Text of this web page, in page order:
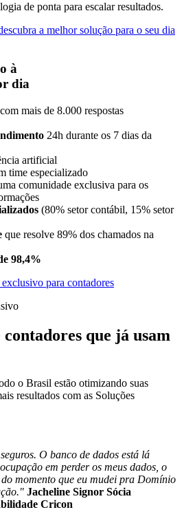
de ponta para escalar resultados.
a melhor solução para o seu dia
à
dia
com mais de 8.000 respostas
24h durante os 7 dias da
artificial
time especializado
comunidade exclusiva para os
(80% setor contábil, 15% setor
que resolve 89% dos chamados na
98,4%
para contadores
que já usam
o Brasil estão otimizando suas
resultados com as Soluções
O banco de dados está lá
em perder os meus dados, o
momento que eu mudei pra Domínio
Jacheline Signor Sócia
Cricon